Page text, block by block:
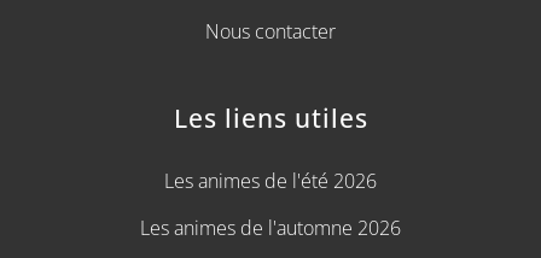
Nous contacter
Les liens utiles
Les animes de l'été 2026
Les animes de l'automne 2026